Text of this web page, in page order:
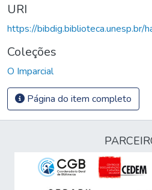
URI
https://bibdig.biblioteca.unesp.br/
Coleções
O Imparcial
Página do item completo